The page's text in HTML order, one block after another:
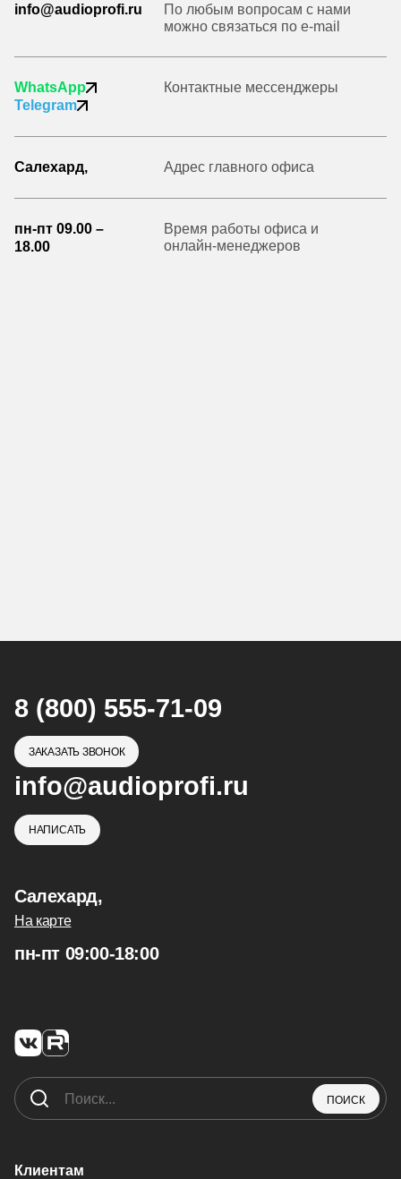
info@audioprofi.ru
По любым вопросам с нами
можно связаться по e-mail
WhatsApp
Telegram
Контактные мессенджеры
Салехард, Адрес главного офиса
пн-пт 09.00 –
18.00
Время работы офиса и
онлайн-менеджеров
8 (800) 555-71-09
ЗАКАЗАТЬ ЗВОНОК
info@audioprofi.ru
НАПИСАТЬ
Салехард,
На карте
пн-пт 09:00-18:00
ПОИСК
Клиентам